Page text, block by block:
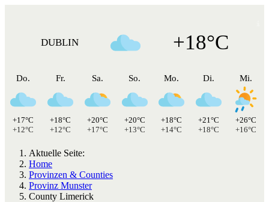
DUBLIN +18°C
Do.
+17°C
+12°C
Fr.
+18°C
+12°C
Sa.
+20°C
+17°C
So.
+20°C
+13°C
Mo.
+18°C
+14°C
Di.
+21°C
+18°C
Mi.
+26°C
+16°C
Aktuelle Seite:
Home
Provinzen & Counties
Provinz Munster
County Limerick